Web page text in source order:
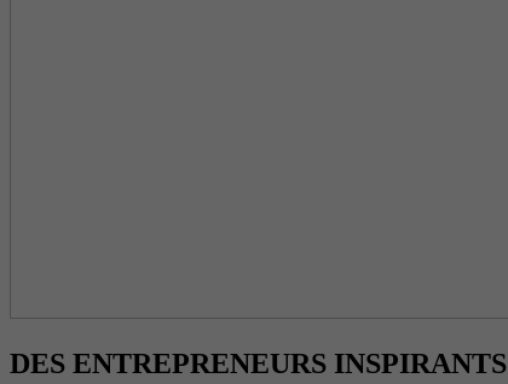
DES ENTREPRENEURS INSPIRANTS